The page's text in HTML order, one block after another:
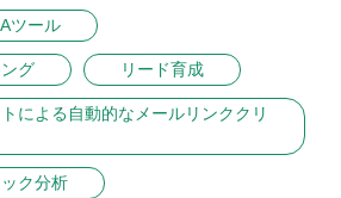
ツール
グ リード育成
による自動的なメールリンククリ
ク分析